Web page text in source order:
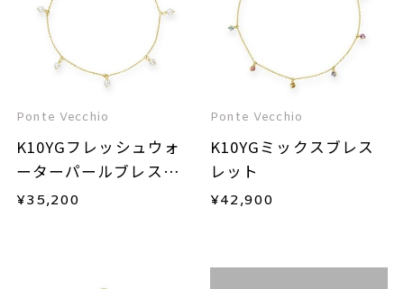
Ponte Vecchio
K10YGフレッシュウォ
ーターパールブレスレ
ット
¥35,200
Ponte Vecchio
K10YGミックスブレス
レット
¥42,900